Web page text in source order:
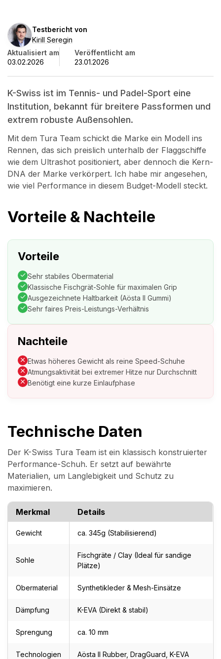
Kirill
Seregin
Testbericht von
Kirill Seregin
Aktualisiert am
03.02.2026
Veröffentlicht am
23.01.2026
K-Swiss ist im Tennis- und Padel-Sport eine
Institution, bekannt für breitere Passformen und
extrem robuste Außensohlen.
Mit dem Tura Team schickt die Marke ein Modell ins
Rennen, das sich preislich unterhalb der Flaggschiffe
wie dem Ultrashot positioniert, aber dennoch die Kern-
DNA der Marke verkörpert. Ich habe mir angesehen,
wie viel Performance in diesem Budget-Modell steckt.
Vorteile & Nachteile
Vorteile
Sehr stabiles Obermaterial
Klassische Fischgrät-Sohle für maximalen Grip
Ausgezeichnete Haltbarkeit (Aösta II Gummi)
Sehr faires Preis-Leistungs-Verhältnis
Nachteile
Etwas höheres Gewicht als reine Speed-Schuhe
Atmungsaktivität bei extremer Hitze nur Durchschnitt
Benötigt eine kurze Einlaufphase
Technische Daten
Der K-Swiss Tura Team ist ein klassisch konstruierter
Performance-Schuh. Er setzt auf bewährte
Materialien, um Langlebigkeit und Schutz zu
maximieren.
Merkmal Details
Gewicht ca. 345g (Stabilisierend)
Sohle
Fischgräte / Clay (Ideal für sandige
Plätze)
Obermaterial Synthetikleder & Mesh-Einsätze
Dämpfung K-EVA (Direkt & stabil)
Sprengung ca. 10 mm
Technologien Aösta II Rubber, DragGuard, K-EVA